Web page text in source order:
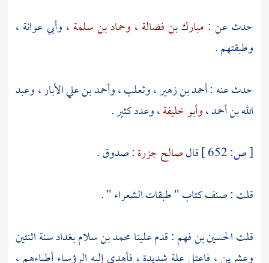
حدث عن : مبارك بن فضالة ، وحماد بن سلمة ، وأبي عوانة ،
وطبقتهم .
حدث عنه :أحمد بن زهير،وثعلب،وأحمد بن علي الأبار،وعبد
الله بن أحمد،وأبو خليفة، وعدد كثير .
[ص: قالصالح جزرة: صدوق .
قلت : صنف كتاب " طبقات الشعراء " .
قلتالحسين بن فهم: قدم علينامحمد بن سلامبغدادسنة اثنتين